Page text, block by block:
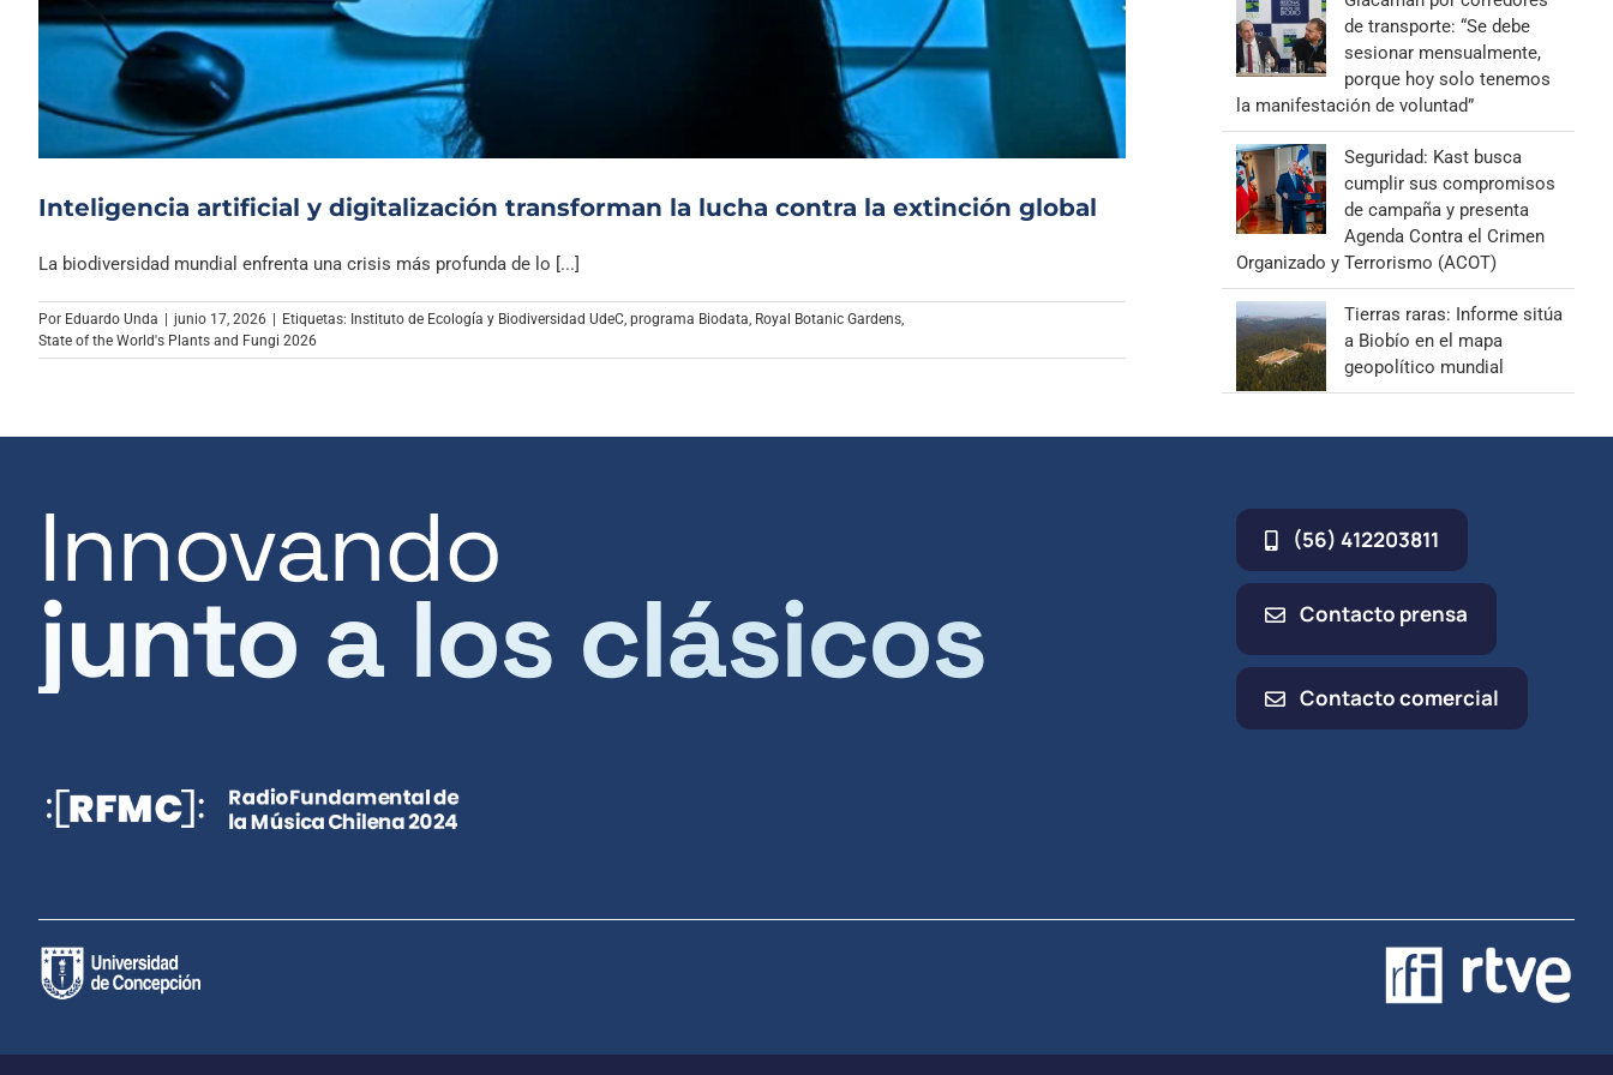
Archivo Sonoro
Inteligencia artificial y digitalización transforman la lucha contra la extinción global
La biodiversidad mundial enfrenta una crisis más profunda de lo [...]
Por Eduardo Unda junio 17, 2026 Etiquetas: Instituto de Ecología y Biodiversidad UdeC, programa Biodata, Royal Botanic Gardens,
State of the World's Plants and Fungi 2026
de transporte: “Se debe
sesionar mensualmente,
porque hoy solo tenemos
la manifestación de voluntad”
Seguridad: Kast busca
cumplir sus compromisos
de campaña y presenta
Agenda Contra el Crimen
Organizado y Terrorismo (ACOT)
Tierras raras: Informe sitúa
a Biobío en el mapa
geopolítico mundial
Innovando
junto a los clásicos
(56) 412203811
Contacto prensa
Contacto comercial